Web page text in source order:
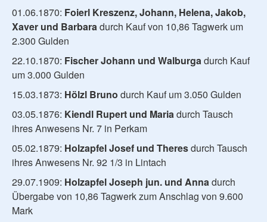
01.06.1870: Foierl Kreszenz, Johann, Helena, Jakob,
Xaver und Barbara durch Kauf von 10,86 Tagwerk um
2.300 Gulden
22.10.1870: Fischer Johann und Walburga durch Kauf
um 3.000 Gulden
15.03.1873: Hölzl Bruno durch Kauf um 3.050 Gulden
03.05.1876: Kiendl Rupert und Maria durch Tausch
ihres Anwesens Nr. 7 in Perkam
05.02.1879: Holzapfel Josef und Theresdurch Tausch
ihres Anwesens Nr. 92 1/3 in Lintach
29.07.1909: Holzapfel Joseph jun. und Anna durch
Übergabe von 10,86 Tagwerk zum Anschlag von 9.600
Mark